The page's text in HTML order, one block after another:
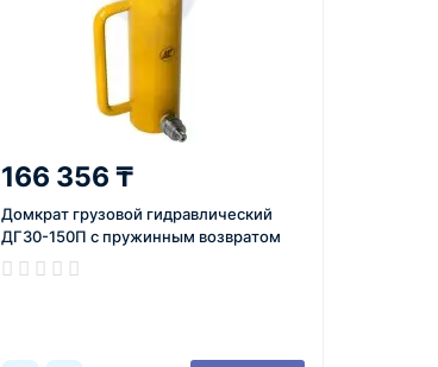
166 356 ₸
Домкрат грузовой гидравлический
ДГ30-150П с пружинным возвратом